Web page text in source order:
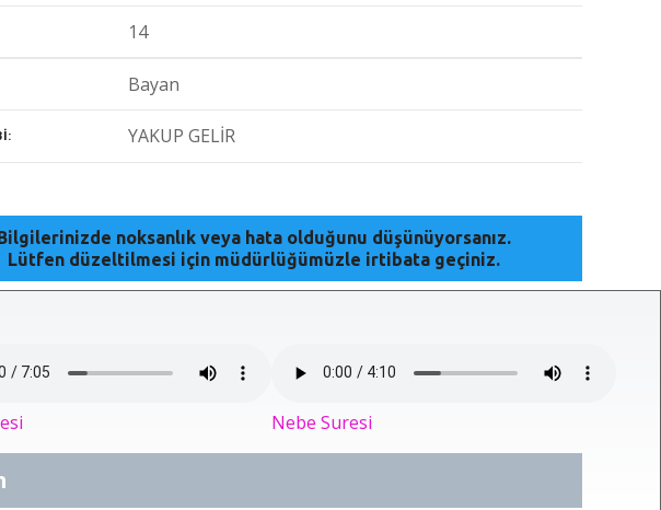
14
Bayan
YAKUP GELİR
noksanlık veya hata olduğunu düşünüyorsanız.
Lütfen düzeltilmesi için müdürlüğümüzle irtibata geçiniz.
Nebe Suresi